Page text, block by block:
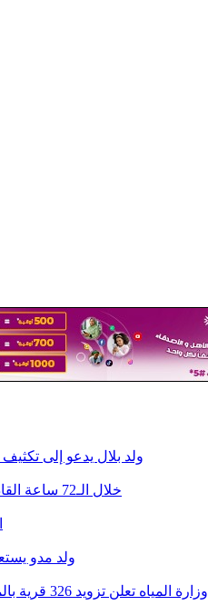
ولد بلال يدعو إلى
خلال الـ72 ساعة القادمة.. أمطار في عدة ولايات وحرارة مرتفعة شمالًا
ولد مدو
وزارة المياه تعلن تزويد 326 قرية بالمياه ضمن المرحلة الأولى من البرنامج الاستعجالي